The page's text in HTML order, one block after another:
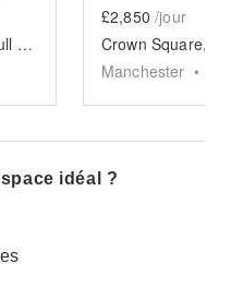
Old Spitalfields Market - Full Event Space
£2,850 /jour
Manchester •
idéal ?